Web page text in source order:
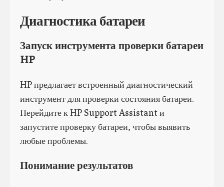
Диагностика батареи
Запуск инструмента проверки батареи
HP
HP предлагает встроенный диагностический
инструмент для проверки состояния батареи.
Перейдите к HP Support Assistant и
запустите проверку батареи, чтобы выявить
любые проблемы.
Понимание результатов